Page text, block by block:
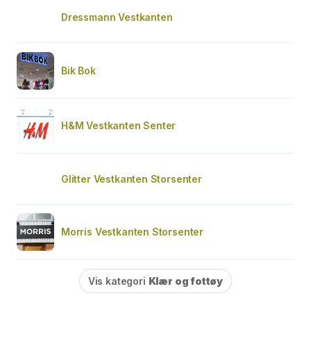
Dressmann Vestkanten
Bik Bok
H&M Vestkanten Senter
Glitter Vestkanten Storsenter
Morris Vestkanten Storsenter
Vis kategori Klær og fottøy